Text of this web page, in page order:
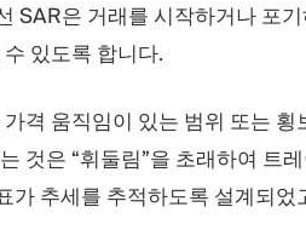
SAR은 거래를 시작하거나 포
있도록 합니다.
격 움직임이 있는 범위 또는 횡
것은 “휘둘림”을 초래하여 트
가 추세를 추적하도록 설계되었